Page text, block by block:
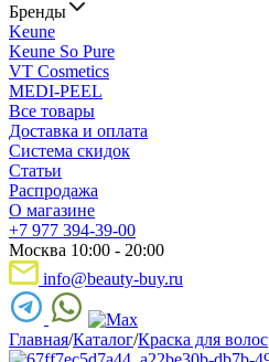
Бренды
Keune
Keune So Pure
VT Cosmetics
MEDI-PEEL
Все товары
Доставка и оплата
Система скидок
Статьи
Распродажа
О магазине
+7 977 394-39-00
Москва 10:00 - 20:00
info@beauty-buy.ru
Главная/Каталог/Краска для волос